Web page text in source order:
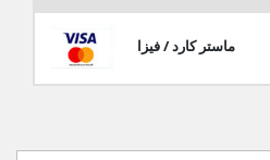
ماستر كارد / فيزا